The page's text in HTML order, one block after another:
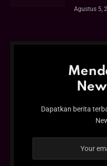
Agustus 5,
Dapatkan berita